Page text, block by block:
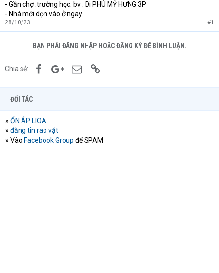
- Gần chợ .trường học. bv . Di PHÚ MỸ HƯNG 3P
- Nhà mới dọn vào ở ngay
28/10/23 #1
BẠN PHẢI ĐĂNG NHẬP HOẶC ĐĂNG KÝ ĐỂ BÌNH LUẬN.
Chia sẻ: FacebookGoogle+Email
ĐỐI TÁC
» ỔN ÁP LIOA
» đăng tin rao vặt
» Vào Facebook Group để SPAM